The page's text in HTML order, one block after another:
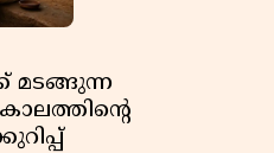
മടങ്ങുന്ന